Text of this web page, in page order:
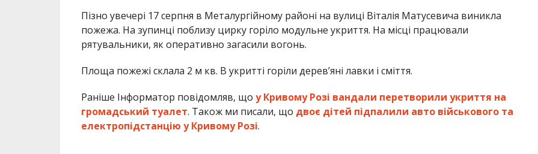
Пізно увечері 17 серпня в Металургійному районі на вулиці Віталія Матусевича виникла
пожежа. На зупинці поблизу цирку горіло модульне укриття. На місці працювали
рятувальники, як оперативно загасили вогонь.
Площа пожежі склала 2 м кв. В укритті горіли дерев’яні лавки і сміття.
Раніше Інформатор повідомляв, що у Кривому Розі вандали перетворили укриття на
громадський туалет. Також ми писали, що двоє дітей підпалили авто військового та
електропідстанцію у Кривому Розі.